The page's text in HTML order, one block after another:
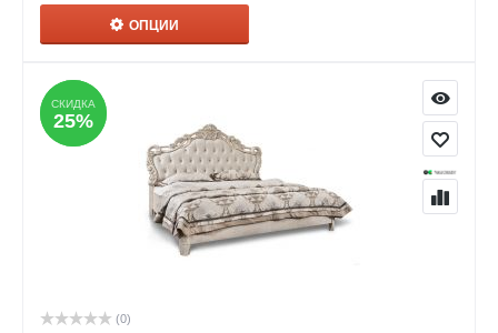
ОПЦИИ
СКИДКА
25%
СКИДКА
25%
(0)